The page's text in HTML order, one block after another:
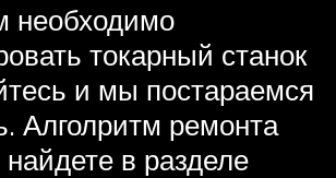
токарный станок
и мы постараемся
Алголритм ремонта
в разделе